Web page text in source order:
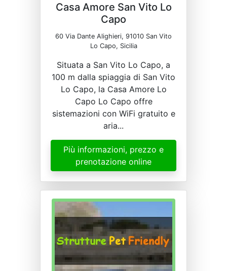
Casa Amore San Vito Lo
Capo
60 Via Dante Alighieri, 91010 San Vito
Lo Capo, Sicilia
Situata a San Vito Lo Capo, a
100 m dalla spiaggia di San Vito
Lo Capo, la Casa Amore Lo
Capo Lo Capo offre
sistemazioni con WiFi gratuito e
aria...
Più informazioni, prezzo e
prenotazione online